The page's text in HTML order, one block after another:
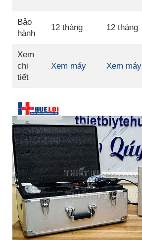
Bảo
hành
12 tháng 12 tháng
Xem
chi
tiết
Xem máy Xem máy